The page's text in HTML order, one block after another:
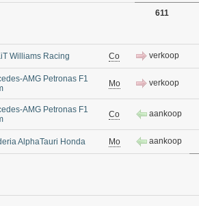
611
Williams Racing Co verkoop
AMG Petronas F1
Mo verkoop
AMG Petronas F1
Co aankoop
AlphaTauri Honda Mo aankoop